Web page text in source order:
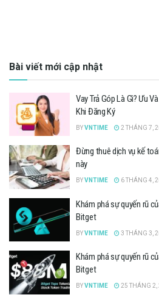
Bài viết mới cập nhật
Vay Trả Góp Là Gì? Ưu
Khi Đăng Ký
BYVNTIME 2 THÁNG 7,
Đừng thuê dịch vụ kế
này
BYVNTIME 6 THÁNG 4,
Khám phá sự quyến rũ
Bitget
BYVNTIME 3 THÁNG 3,
Khám phá sự quyến rũ
Bitget
BYVNTIME 25 THÁNG 2,